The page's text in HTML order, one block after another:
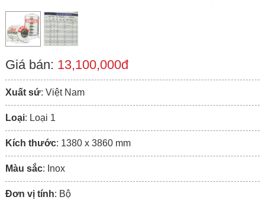
Giá bán: 13,100,000đ
Xuất sứ: Việt Nam
Loại: Loại 1
Kích thước: 1380 x 3860 mm
Màu sắc: Inox
Đơn vị tính: Bộ